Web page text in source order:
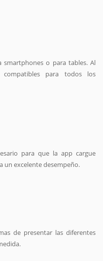
smartphones o para tables. Al
compatibles para todos los
para que la app cargue
un excelente desempeño.
de presentar las diferentes